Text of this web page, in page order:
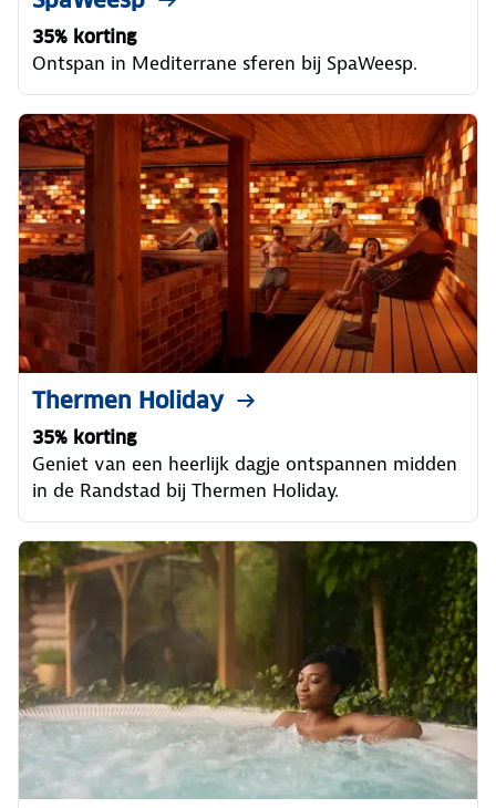
35% korting
Ontspan in Mediterrane sferen bij SpaWeesp.
Thermen Holiday
35% korting
Geniet van een heerlijk dagje ontspannen midden
in de Randstad bij Thermen Holiday.